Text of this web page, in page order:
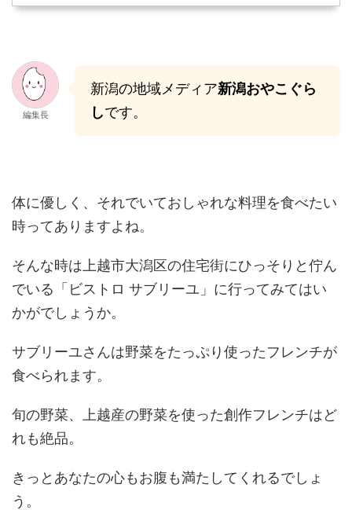
編集長
新潟の地域メディア新潟おやこぐら
しです。
体に優しく、それでいておしゃれな料理を食べたい
時ってありますよね。
そんな時は上越市大潟区の住宅街にひっそりと佇ん
でいる「ビストロ サブリーユ」に行ってみてはい
かがでしょうか。
サブリーユさんは野菜をたっぷり使ったフレンチが
食べられます。
旬の野菜、上越産の野菜を使った創作フレンチはど
れも絶品。
きっとあなたの心もお腹も満たしてくれるでしょ
う。